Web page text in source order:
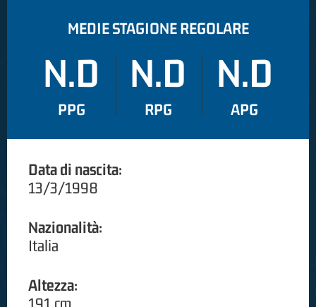
MEDIE STAGIONE REGOLARE
N.D
PPG
N.D
RPG
N.D
APG
Data di nascita:
13/3/1998
Nazionalità:
Italia
Altezza: